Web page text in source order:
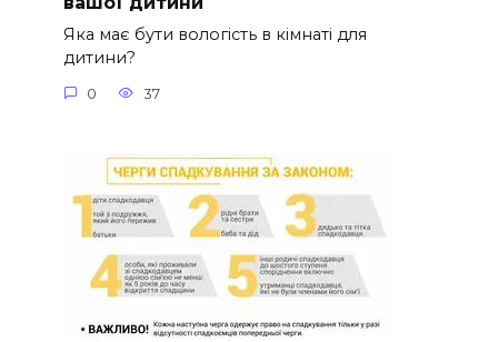
Яка має бути вологість в кімнаті для
дитини?
0 37